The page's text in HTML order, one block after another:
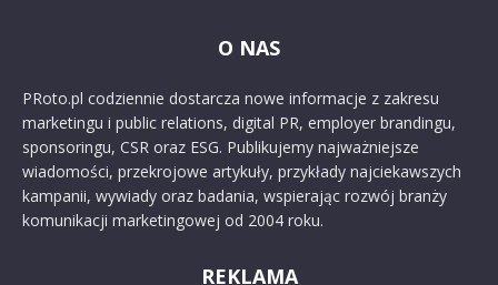
O NAS
PRoto.pl codziennie dostarcza nowe informacje z zakresu
marketingu i public relations, digital PR, employer brandingu,
sponsoringu, CSR oraz ESG. Publikujemy najważniejsze
wiadomości, przekrojowe artykuły, przykłady najciekawszych
kampanii, wywiady oraz badania, wspierając rozwój branży
komunikacji marketingowej od 2004 roku.
REKLAMA